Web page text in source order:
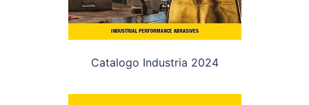
Catalogo Industria 2024